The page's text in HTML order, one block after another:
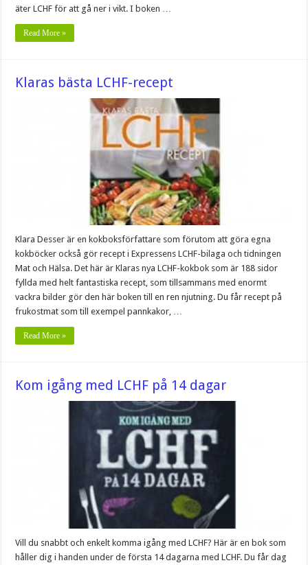
äter LCHF för att gå ner i vikt. I boken …
Read More »
Klaras bästa LCHF-recept
Klara Desser är en kokboksförfattare som förutom att göra egna
kokböcker också gör recept i Expressens LCHF-bilaga och tidningen
Mat och Hälsa. Det här är Klaras nya LCHF-kokbok som är 188 sidor
fyllda med helt fantastiska recept, som tillsammans med enormt
vackra bilder gör den här boken till en ren njutning. Du får recept på
frukostmat som till exempel pannkakor, …
Read More »
Kom igång med LCHF på 14 dagar
Vill du snabbt och enkelt komma igång med LCHF? Här är en bok som
håller dig i handen under de första 14 dagarna med LCHF. Du får dag